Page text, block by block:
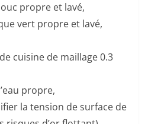
propre et lavé,
vert propre et lavé,
cuisine de maillage 0.3
propre,
la tension de surface de